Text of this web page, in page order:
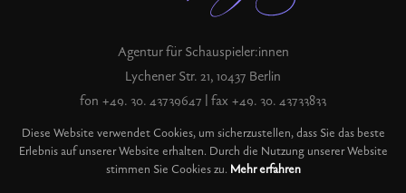
Diese Website verwendet Cookies, um sicherzustellen, dass Sie das beste
Erlebnis auf unserer Website erhalten. Durch die Nutzung unserer Website
stimmen Sie Cookies zu. Mehr erfahren
Agentur für Schauspieler:innen
Lychener Str. 21, 10437 Berlin
fon +49. 30. 43739647 | fax +49. 30. 43733833
record@underplay.de